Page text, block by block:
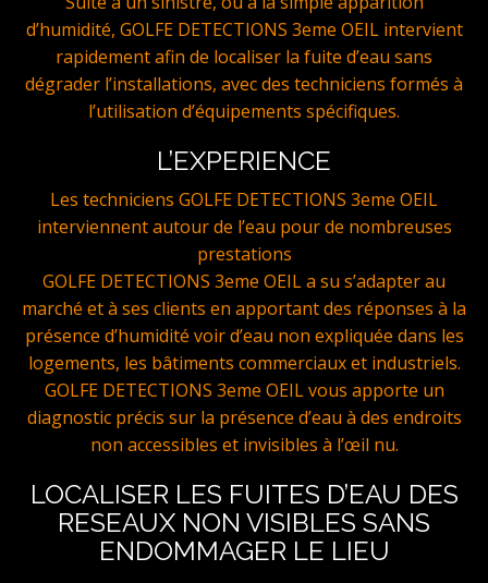
d’humidité, GOLFE DETECTIONS 3eme OEIL intervient
rapidement afin de localiser la fuite d’eau sans
dégrader l’installations, avec des techniciens formés à
l’utilisation d’équipements spécifiques.
L’EXPERIENCE
Les techniciens GOLFE DETECTIONS 3eme OEIL
interviennent autour de l’eau pour de nombreuses
prestations
GOLFE DETECTIONS 3eme OEIL a su s’adapter au
marché et à ses clients en apportant des réponses à la
présence d’humidité voir d’eau non expliquée dans les
logements, les bâtiments commerciaux et industriels.
GOLFE DETECTIONS 3eme OEIL vous apporte un
diagnostic précis sur la présence d’eau à des endroits
non accessibles et invisibles à l’œil nu.
LOCALISER LES FUITES D’EAU DES
RESEAUX NON VISIBLES SANS
ENDOMMAGER LE LIEU